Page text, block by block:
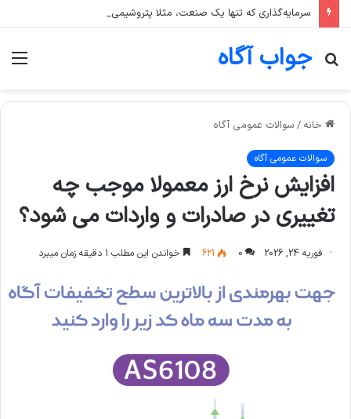
جواب آگاه
جستجو
خانه / سوالات عمومی آگاه
سوالات عمومی آگاه
افزایش نرخ ارز معمولا موجب چه
تغییری در صادرات و واردات می شود؟
فوریه 24, 2026 0
621 خواندن این مطلب 1 دقیقه زمان میبرد